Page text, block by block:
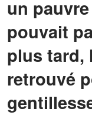
un
pouvait
plus tard,
retrouvé